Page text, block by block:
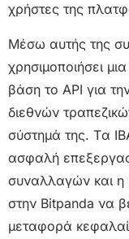
χρήστες της
Μέσω αυτής της
χρησιμοποιήσει
βάση το API για
διεθνών
σύστημά της. Tα
ασφαλή
συναλλαγών και η
στην Bitpanda να
μεταφορά